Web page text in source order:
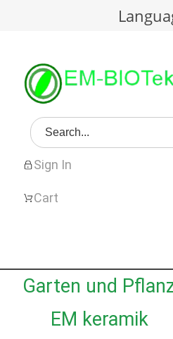
Sign In
Cart
Garten und
EM keramik